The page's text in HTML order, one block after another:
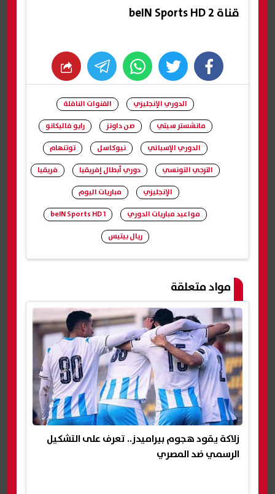
قناة beIN Sports HD 2
facebook
twitter
whats
الدوري الإنجليزي
القنوات الناقلة
مانشستر سيتي
صن داونز
رايو فاليكانو
الدوري الإسباني
نيوكاسل
توتنهام
الترجي التونسي
دوري أبطال إفريقيا
فريقيا
الإنجليزي
مباريات اليوم
مواعيد مباريات الدوري
beIN Sports HD 1
ريال بيتيس
مواد متعلقة
زلاكة يقود هجوم بيراميدز.. تعرف على التشكيل
الرسمي ضد المصري